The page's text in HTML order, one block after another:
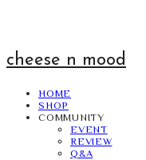
cheese n mood
HOME
SHOP
COMMUNITY
EVENT
REVIEW
Q&A